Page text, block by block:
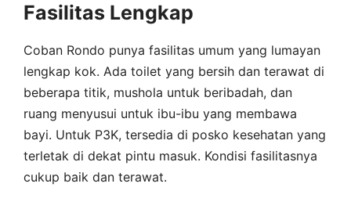
Fasilitas Lengkap
Coban Rondo punya fasilitas umum yang lumayan
lengkap kok. Ada toilet yang bersih dan terawat di
beberapa titik, mushola untuk beribadah, dan
ruang menyusui untuk ibu-ibu yang membawa
bayi. Untuk P3K, tersedia di posko kesehatan yang
terletak di dekat pintu masuk. Kondisi fasilitasnya
cukup baik dan terawat.